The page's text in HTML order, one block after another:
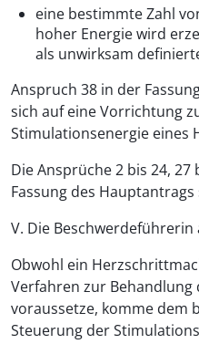
eine bestimmte Zahl
hoher Energie wird
als unwirksam
Anspruch 38 in der
sich auf eine Vorrichtung
Stimulationsenergie eines
Die Ansprüche 2 bis 24,
Fassung des
V. Die
Obwohl ein
Verfahren zur
voraussetze, komme dem
Steuerung der